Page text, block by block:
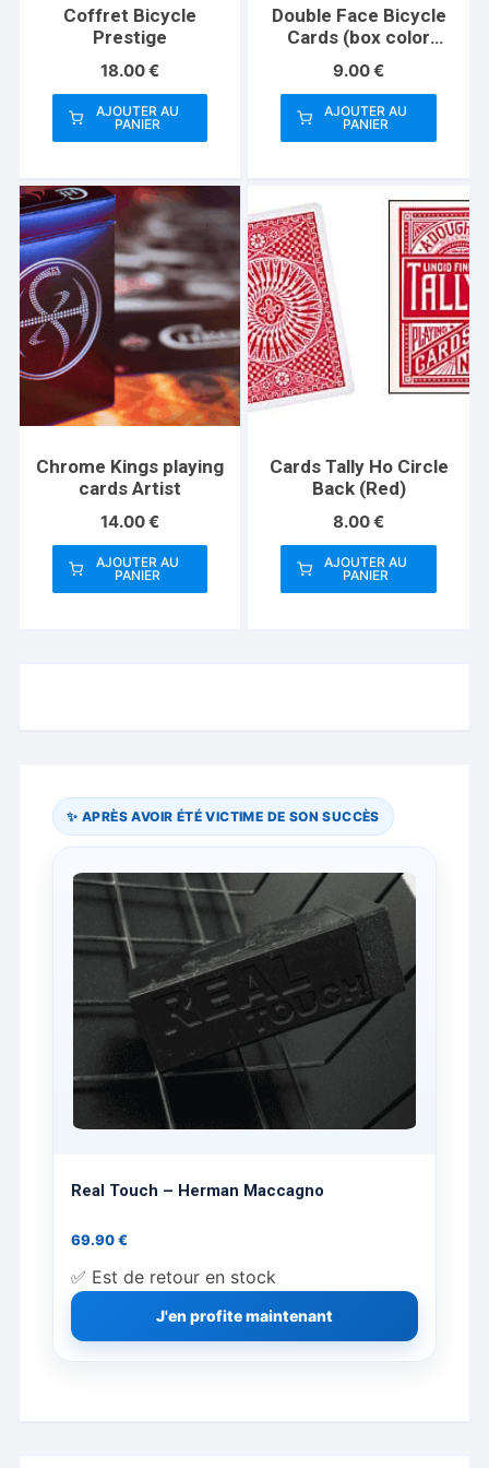
Coffret Bicycle
Prestige
18.00€
AJOUTER AU
PANIER
Double Face Bicycle
Cards (box color
9.00€
AJOUTER AU
PANIER
Chrome Kings playing
cards Artist
14.00€
AJOUTER AU
PANIER
Cards Tally Ho Circle
Back (Red)
8.00€
AJOUTER AU
PANIER
✨ APRÈS AVOIR ÉTÉ VICTIME DE SON SUCCÈS
Real Touch – Herman Maccagno
69.90€
✅ Est de retour en stock
J'en profite maintenant